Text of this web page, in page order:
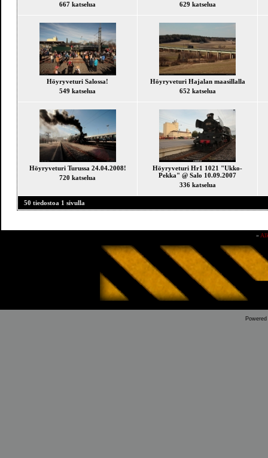
667 katselua
629 katselua
Höyryveturi Salossa!
549 katselua
Höyryveturi Hajalan maasillalla
652 katselua
Höyryveturi Turussa 24.04.2008!
720 katselua
Höyryveturi Hr1 1021 "Ukko-
Pekka" @ Salo 10.09.2007
336 katselua
50 tiedostoa 1 sivulla
»